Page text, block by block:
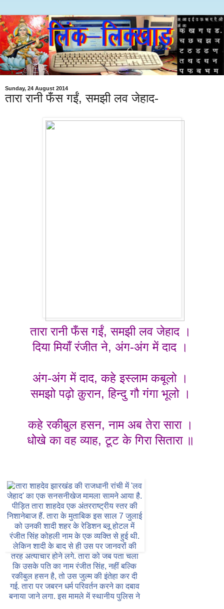
Sunday, 24 August 2014
तारा रानी फँस गईं, समझी लव जेहाद-
तारा रानी फँस गईं, समझी लव जेहाद ।
दिया मियाँ रंजीत ने, अंग-अंग में दाद ।
अंग-अंग में दाद, कहे इस्लाम कबूलो ।
समझो पढ़ो क़ुरान, हिन्दु गौ गंगा भूलो ।
कहे रकीबुल हसन, नाम अब तेरा सारा ।
धोखे का वह व्याह, टूट के गिरा सितारा ॥